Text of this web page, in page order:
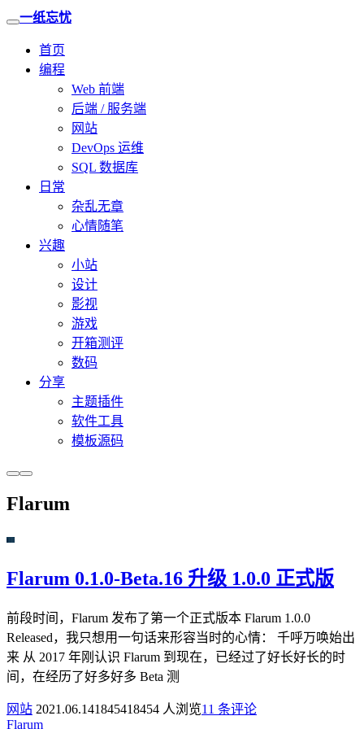
一纸忘忧
首页
编程
Web 前端
后端 / 服务端
网站
DevOps 运维
SQL 数据库
日常
杂乱无章
心情随笔
兴趣
小站
设计
影视
游戏
开箱测评
数码
分享
主题插件
软件工具
模板源码
Flarum
Flarum 0.1.0-Beta.16 升级 1.0.0 正式版
前段时间，Flarum 发布了第一个正式版本 Flarum 1.0.0
Released，我只想用一句话来形容当时的心情： 千呼万唤始出
来 从 2017 年刚认识 Flarum 到现在，已经过了好长好长的时
间，在经历了好多好多 Beta 测
网站 2021.06.141845418454 人浏览1 1 条评论
Flarum